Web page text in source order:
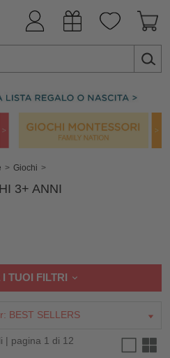
Giochi
3+ ANNI
TUOI FILTRI
BEST SELLERS
| pagina 1 di 12